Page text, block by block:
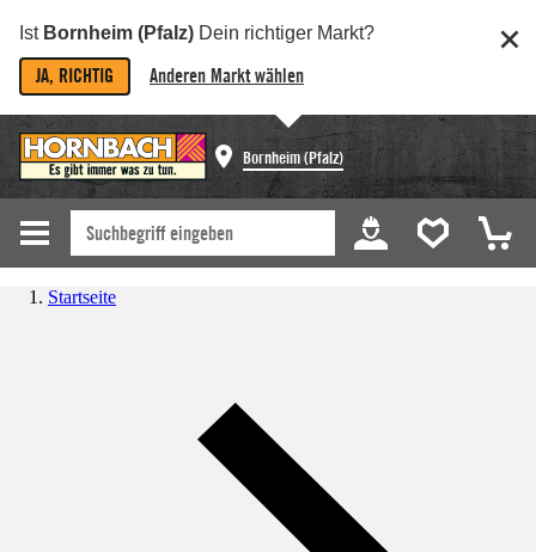
Ist Bornheim (Pfalz) Dein richtiger Markt?
JA, RICHTIG Anderen Markt wählen
Bornheim (Pfalz)
Startseite